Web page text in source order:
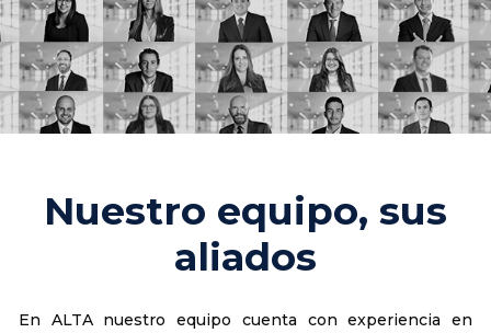
Nuestro equipo, sus
aliados
En ALTA nuestro equipo cuenta con experiencia en